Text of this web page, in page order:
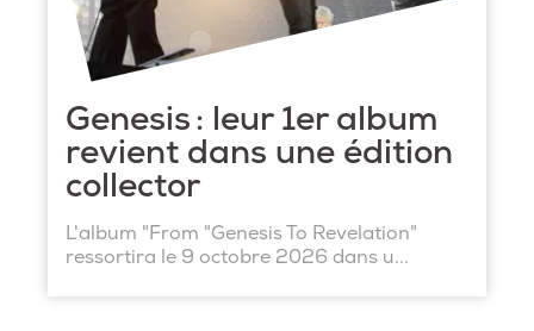
Genesis : leur 1er album
revient dans une édition
collector
L'album "From "Genesis To Revelation"
ressortira le 9 octobre 2026 dans u...